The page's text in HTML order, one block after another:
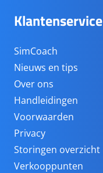
Klantenservice
SimCoach
Nieuws en tips
Over ons
Handleidingen
Voorwaarden
Privacy
Storingen overzicht
Verkooppunten